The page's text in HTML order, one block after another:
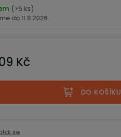
(>5 ks)
11.8.2026
Kč
DO KOŠÍKU
se